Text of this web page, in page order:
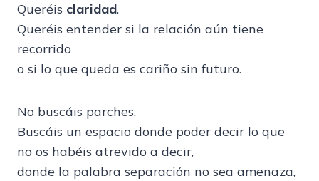
Queréis claridad.
Queréis entender si la relación aún tiene
recorrido
o si lo que queda es cariño sin futuro.
No buscáis parches.
Buscáis un espacio donde poder decir lo que
no os habéis atrevido a decir,
donde la palabra separación no sea amenaza,